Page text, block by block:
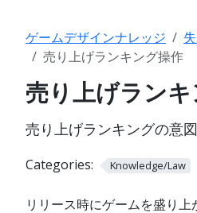
ゲームデザインナレッジ
売り上げランキング操作
売り上げラン
売り上げランキングの意
Categories: Knowledge/Law
リリース時にゲームを盛り